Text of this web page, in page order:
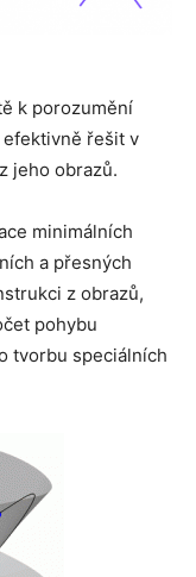
k porozumění
řešit v
jeho obrazů.
minimálních
a přesných
z obrazů,
pohybu
tvorbu speciálních